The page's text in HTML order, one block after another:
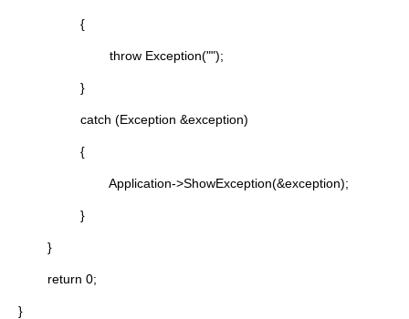
{
throw Exception("");
}
catch (Exception &exception)
{
Application->ShowException(&exception);
}
}
return 0;
}